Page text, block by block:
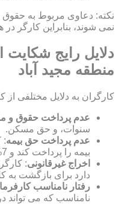
نکته: دعاوی مربوط به
نمی شوند، بنابراین کارگر
دلایل رایج شکایت
منطقه مجید آباد
کارگران به دلایل مختلفی از
عدم پرداخت حقوق و
سنوات، و حق مسکن.
عدم پرداخت حق بیمه
بیمه را پرداخت کند و 7% از حقوق کارگر کسر می شود.
اخراج غیرقانونی
دارد برای بازگشت به
رفتار نامناسب کارفرما
نامناسب که می تواند